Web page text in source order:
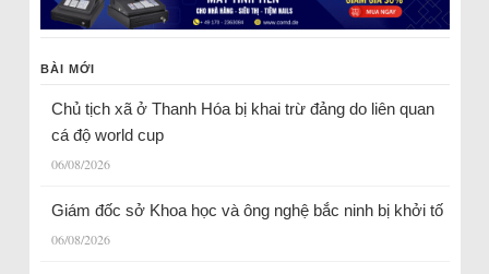
BÀI MỚI
Chủ tịch xã ở Thanh Hóa bị khai trừ đảng do liên quan
cá độ world cup
06/08/2026
Giám đốc sở Khoa học và ông nghệ bắc ninh bị khởi tố
06/08/2026